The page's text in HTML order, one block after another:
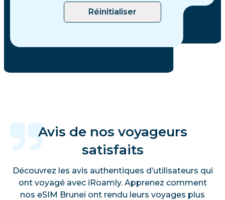
Réinitialiser
Avis de nos voyageurs
satisfaits
Découvrez les avis authentiques d’utilisateurs qui
ont voyagé avec iRoamly. Apprenez comment
nos eSIM Brunei ont rendu leurs voyages plus